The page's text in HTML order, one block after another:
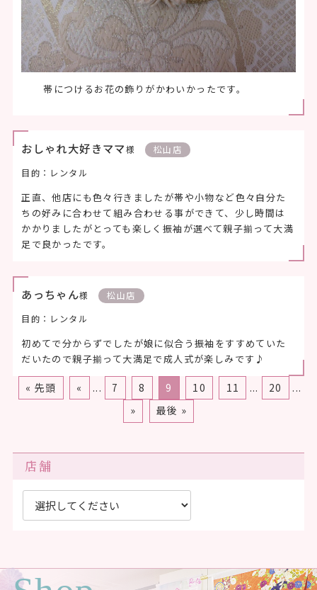
帯につけるお花の飾りがかわいかったです。
おしゃれ大好きママ様
松山店
目的：レンタル
正直、他店にも色々行きましたが帯や小物など色々自分た
ちの好みに合わせて組み合わせる事ができて、少し時間は
かかりましたがとっても楽しく振袖が選べて親子揃って大満
足で良かったです。
あっちゃん様
松山店
目的：レンタル
初めてで分からずでしたが娘に似合う振袖をすすめていた
だいたので親子揃って大満足で成人式が楽しみです♪
« 先頭 « ... 7 8 9 10 11 ... 20
...
»
最後 »
店舗